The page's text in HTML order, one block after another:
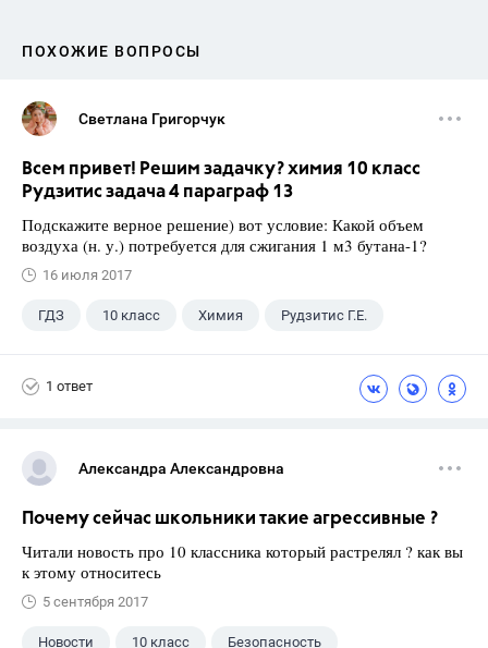
ПОХОЖИЕ ВОПРОСЫ
Светлана Григорчук
Всем привет! Решим задачку? химия 10 класс
Рудзитис задача 4 параграф 13
Подскажите верное решение) вот условие: Какой объем
воздуха (н. у.) потребуется для сжигания 1 м3 бутана-1?
16 июля 2017
ГДЗ 10 класс Химия Рудзитис Г.Е.
1 ответ
Александра Александровна
Почему сейчас школьники такие агрессивные ?
Читали новость про 10 классника который растрелял ? как вы
к этому относитесь
5 сентября 2017
Новости 10 класс Безопасность